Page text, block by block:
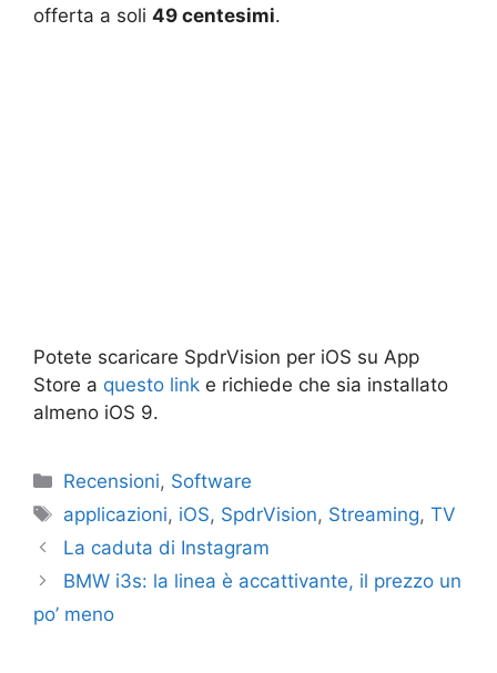
offerta a soli 49 centesimi.
Potete scaricare SpdrVision per iOS su App
Store a questo link e richiede che sia installato
almeno iOS 9.
Categorie
Recensioni, Software
Tag
applicazioni, iOS, SpdrVision, Streaming,TV
La caduta di Instagram
BMW i3s: la linea è accattivante, il prezzo un
po’ meno